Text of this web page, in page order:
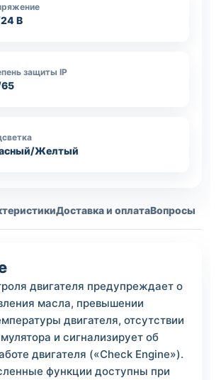
В
защиты IP
Желтый
Доставка и оплатаВопросы
двигателя предупреждает о
масла, превышении
двигателя, отсутствии
и сигнализирует об
двигателя («Check Engine»).
функции доступны при